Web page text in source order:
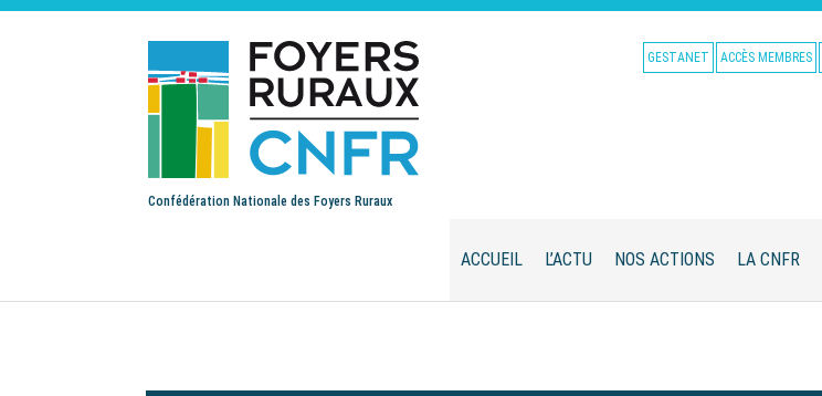
Confédération Nationale des Foyers Ruraux
GESTANET ACCÈS MEMBRES
ACCUEIL L’ACTU NOS ACTIONS LA CNFR